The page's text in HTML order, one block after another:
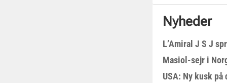
Nyheder
L’Amiral J S J
Masiol-sejr i
USA: Ny kusk på